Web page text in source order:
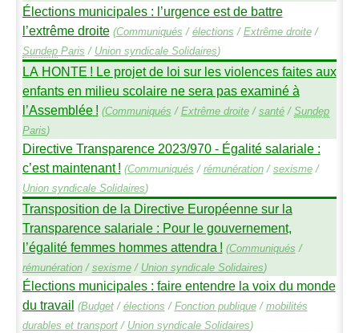
Élections municipales : l’urgence est de battre
l’extrême droite (Communiqués / élections / Extrême droite/
SundepParis / Union syndicale Solidaires)
LA HONTE ! Le projet de loi sur les violences faites aux
enfants en milieu scolaire ne sera pas examiné à
l’Assemblée ! (Communiqués / Extrême droite/ santé/ Sundep
Paris)
Directive Transparence 2023/970 - Égalité salariale :
c’est maintenant ! (Communiqués / rémunération/ sexisme/
Union syndicale Solidaires)
Transposition de la Directive Européenne sur la
Transparence salariale : Pour le gouvernement,
l’égalité femmes hommes attendra ! (Communiqués /
rémunération/ sexisme/ Union syndicale Solidaires)
Élections municipales : faire entendre la voix du monde
du travail (Budget/ élections / Fonction publique/ mobilités
durables et transport/ Union syndicale Solidaires)